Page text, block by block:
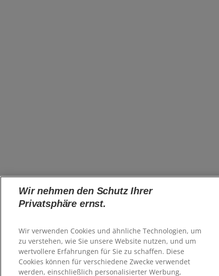
Wir nehmen den Schutz Ihrer
Privatsphäre ernst.
Wir verwenden Cookies und ähnliche Technologien, um
zu verstehen, wie Sie unsere Website nutzen, und um
wertvollere Erfahrungen für Sie zu schaffen. Diese
Cookies können für verschiedene Zwecke verwendet
werden, einschließlich personalisierter Werbung,